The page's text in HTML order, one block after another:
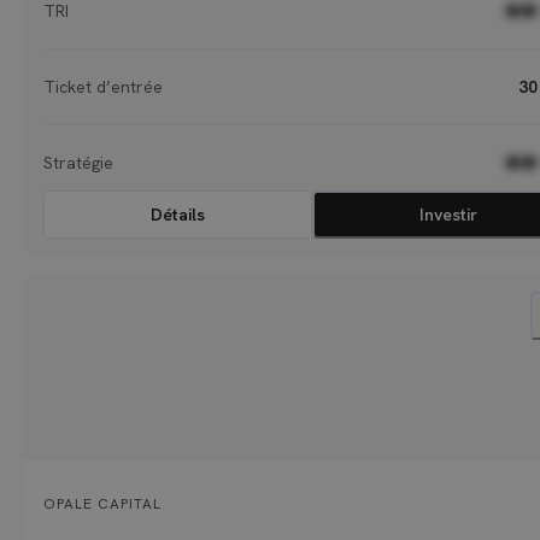
TRI
Ticket d’entrée
Stratégie
Détails Investir
OPALE CAPITAL